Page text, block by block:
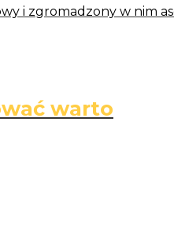
i zgromadzony w nim
warto